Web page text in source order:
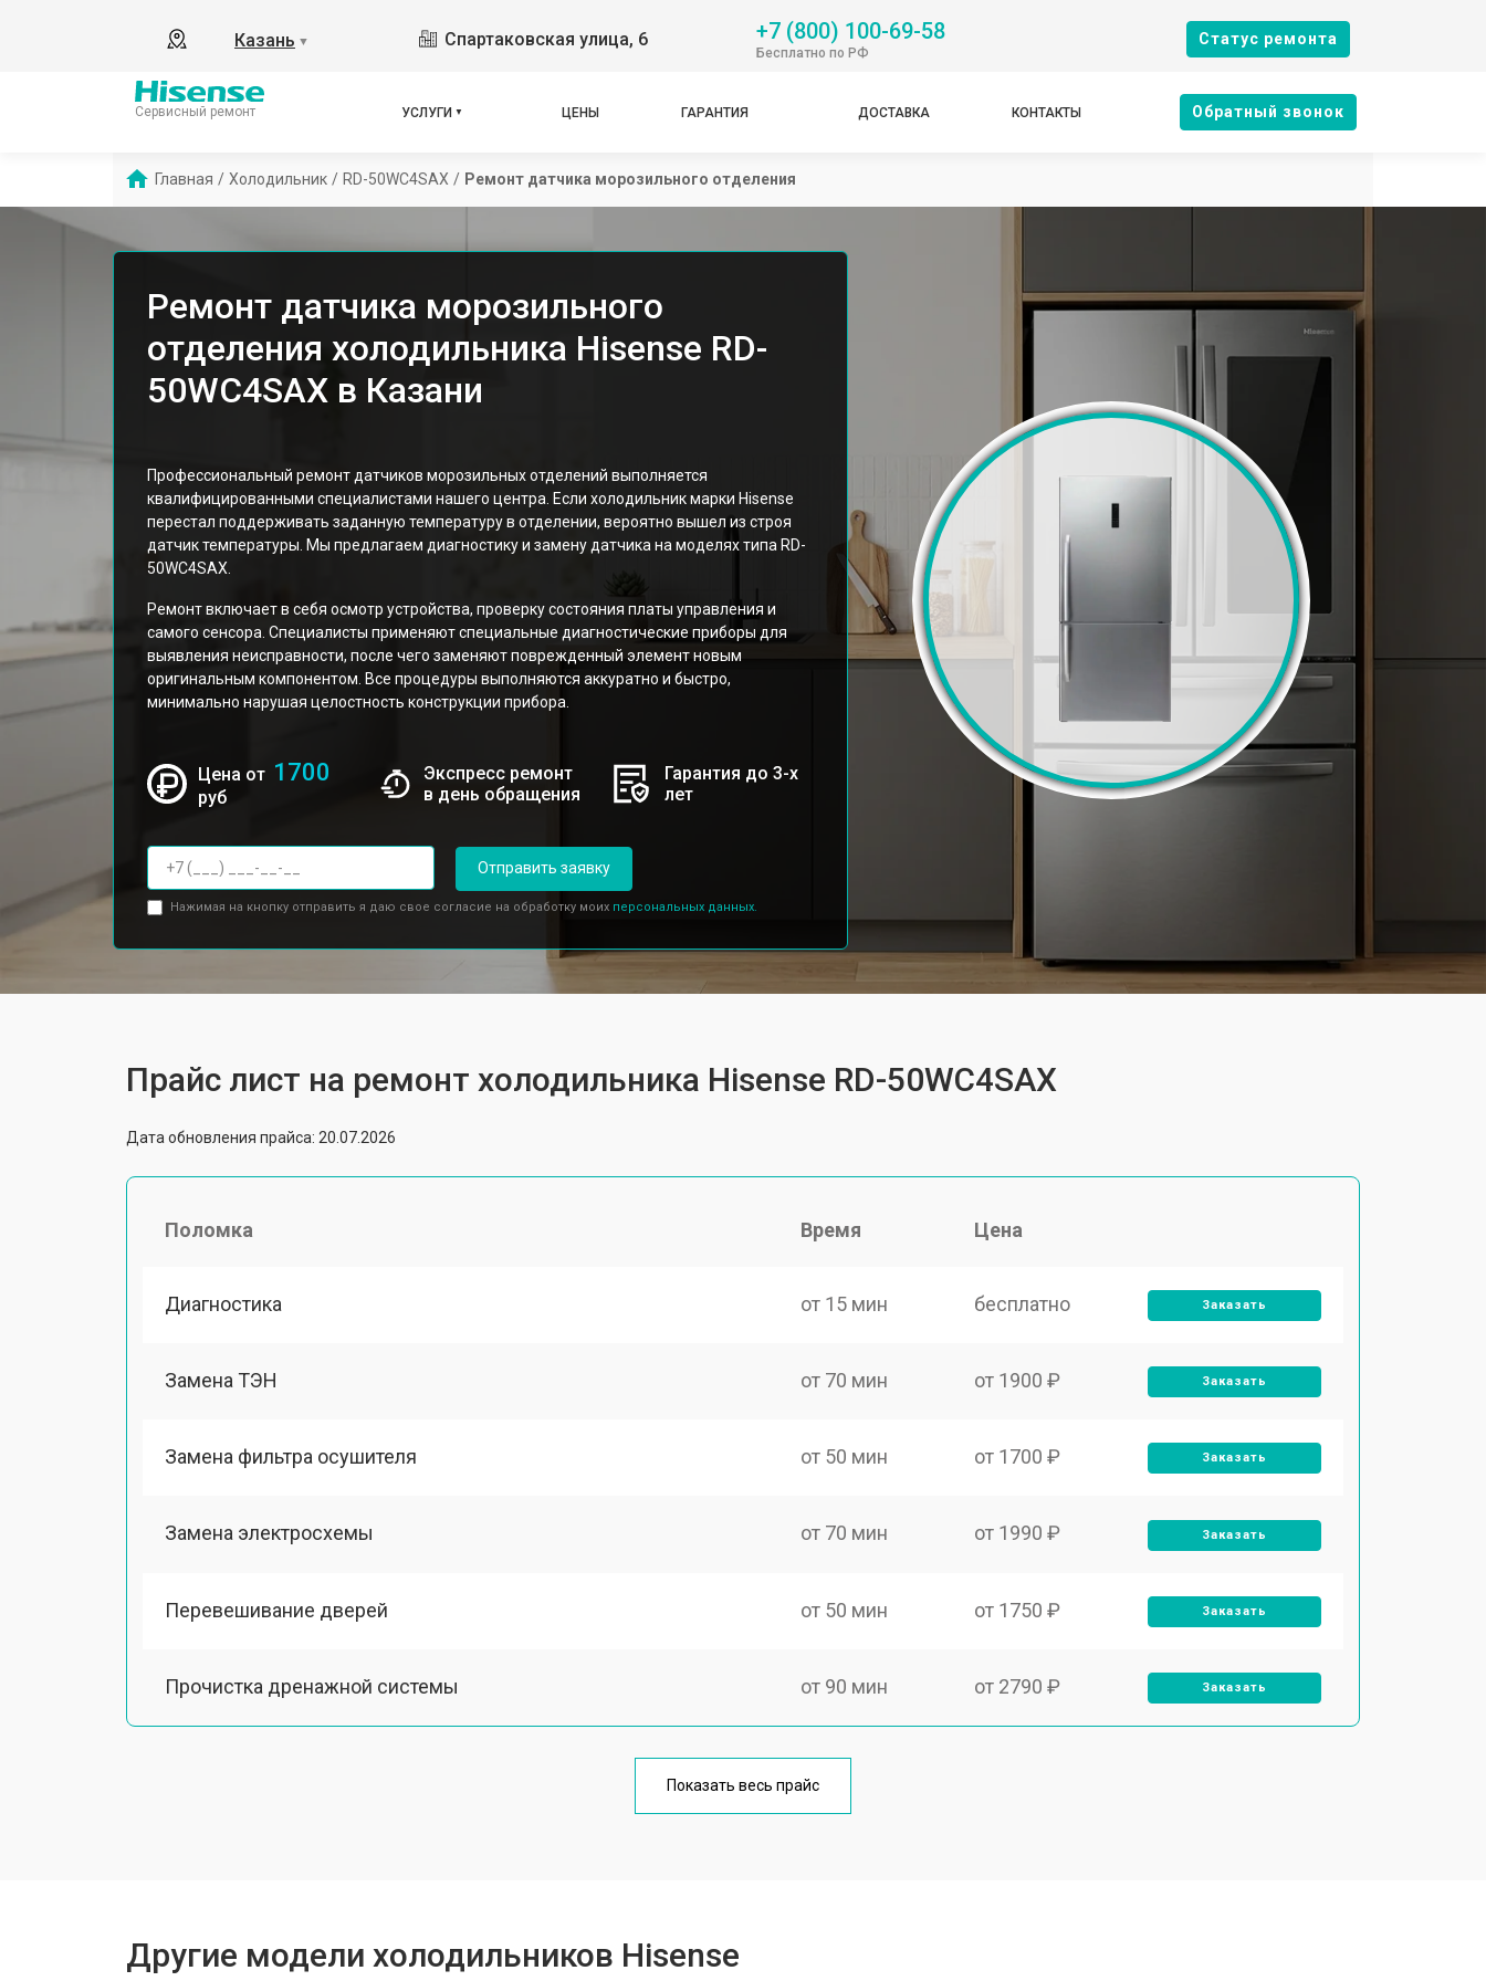
Казань ▼ Спартаковская улица, 6 +7 (800) 100-69-58
Бесплатно по РФ
Cтатус ремонта
Сервисный ремонт УСЛУГИ ЦЕНЫ ГАРАНТИЯ ДОСТАВКА КОНТАКТЫ Oбратный звонок
Главная / Холодильник / RD-50WC4SAX / Ремонт датчика морозильного отделения
Ремонт датчика морозильного
отделения холодильника Hisense RD-
50WC4SAX в Казани
Профессиональный ремонт датчиков морозильных отделений выполняется
квалифицированными специалистами нашего центра. Если холодильник марки Hisense
перестал поддерживать заданную температуру в отделении, вероятно вышел из строя
датчик температуры. Мы предлагаем диагностику и замену датчика на моделях типа RD-
50WC4SAX.
Ремонт включает в себя осмотр устройства, проверку состояния платы управления и
самого сенсора. Специалисты применяют специальные диагностические приборы для
выявления неисправности, после чего заменяют поврежденный элемент новым
оригинальным компонентом. Все процедуры выполняются аккуратно и быстро,
минимально нарушая целостность конструкции прибора.
Цена от 1700
руб
Экспресс ремонт
в день обращения
Гарантия до 3-х
лет
Отправить заявку
Нажимая на кнопку отправить я даю свое согласие на обработку моих персональных данных.
Прайс лист на ремонт холодильника Hisense RD-50WC4SAX
Дата обновления прайса: 20.07.2026
Поломка Время Цена
Диагностика от 15 мин бесплатно Заказать
Замена ТЭН от 70 мин от 1900 ₽ Заказать
Замена фильтра осушителя от 50 мин от 1700 ₽ Заказать
Замена электросхемы от 70 мин от 1990 ₽ Заказать
Перевешивание дверей от 50 мин от 1750 ₽ Заказать
Прочистка дренажной системы от 90 мин от 2790 ₽ Заказать
от 80 мин
Показать весь прайс
Другие модели холодильников Hisense